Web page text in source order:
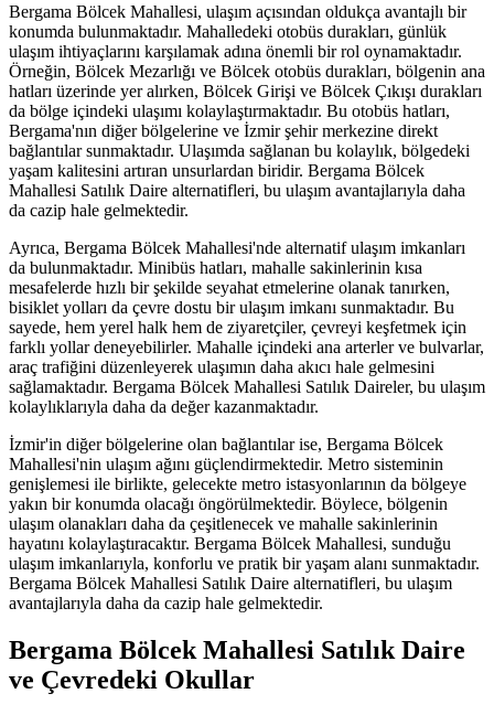
Bergama Bölcek Mahallesi, ulaşım açısından oldukça avantajlı bir
konumda bulunmaktadır. Mahalledeki otobüs durakları, günlük
ulaşım ihtiyaçlarını karşılamak adına önemli bir rol oynamaktadır.
Örneğin, Bölcek Mezarlığı ve Bölcek otobüs durakları, bölgenin ana
hatları üzerinde yer alırken, Bölcek Girişi ve Bölcek Çıkışı durakları
da bölge içindeki ulaşımı kolaylaştırmaktadır. Bu otobüs hatları,
Bergama'nın diğer bölgelerine ve İzmir şehir merkezine direkt
bağlantılar sunmaktadır. Ulaşımda sağlanan bu kolaylık, bölgedeki
yaşam kalitesini artıran unsurlardan biridir. Bergama Bölcek
Mahallesi Satılık Daire alternatifleri, bu ulaşım avantajlarıyla daha
da cazip hale gelmektedir.
Ayrıca, Bergama Bölcek Mahallesi'nde alternatif ulaşım imkanları
da bulunmaktadır. Minibüs hatları, mahalle sakinlerinin kısa
mesafelerde hızlı bir şekilde seyahat etmelerine olanak tanırken,
bisiklet yolları da çevre dostu bir ulaşım imkanı sunmaktadır. Bu
sayede, hem yerel halk hem de ziyaretçiler, çevreyi keşfetmek için
farklı yollar deneyebilirler. Mahalle içindeki ana arterler ve bulvarlar,
araç trafiğini düzenleyerek ulaşımın daha akıcı hale gelmesini
sağlamaktadır. Bergama Bölcek Mahallesi Satılık Daireler, bu ulaşım
kolaylıklarıyla daha da değer kazanmaktadır.
İzmir'in diğer bölgelerine olan bağlantılar ise, Bergama Bölcek
Mahallesi'nin ulaşım ağını güçlendirmektedir. Metro sisteminin
genişlemesi ile birlikte, gelecekte metro istasyonlarının da bölgeye
yakın bir konumda olacağı öngörülmektedir. Böylece, bölgenin
ulaşım olanakları daha da çeşitlenecek ve mahalle sakinlerinin
hayatını kolaylaştıracaktır. Bergama Bölcek Mahallesi, sunduğu
ulaşım imkanlarıyla, konforlu ve pratik bir yaşam alanı sunmaktadır.
Bergama Bölcek Mahallesi Satılık Daire alternatifleri, bu ulaşım
avantajlarıyla daha da cazip hale gelmektedir.
Bergama Bölcek Mahallesi Satılık Daire
ve Çevredeki Okullar